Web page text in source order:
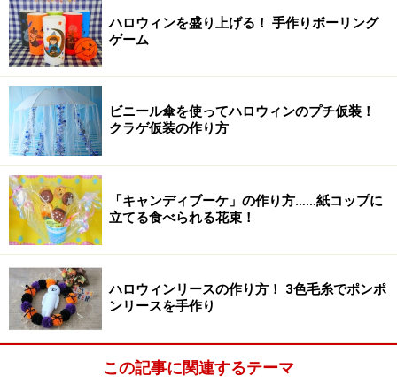
ん坊ではないという意味から、男女ともずっと剃ってい
た頭髪をこの日から伸ばし始めることを祝う儀式です。
■3歳女の子の服装・着物
晴れ着に帯を結ばす、袖なし襟付きの朱色の「被布
（ひふ）」をはおる
お宮参りの時の祝い着を仕立て直す場合も多い
リボン、花かんざしの髪飾りをつけてかわいらしく
履物は畳表の甲堀（こっぽり）や金襴（きんらん）
地張りの腰高の草履など
■3歳男の子の服装・着物
羽二重（はぶたえ）のし目模様の紋付二枚襲（かさ
ね）にへこ帯、袖無し羽織
ハロウィンを盛り上げる！ 手作りボーリング
ゲーム
ビニール傘を使ってハロウィンのプチ仮装！
クラゲ仮装の作り方
「キャンディブーケ」の作り方……紙コップに
立てる食べられる花束！
ハロウィンリースの作り方！ 3色毛糸でポンポ
ンリースを手作り
この記事に関連するテーマ